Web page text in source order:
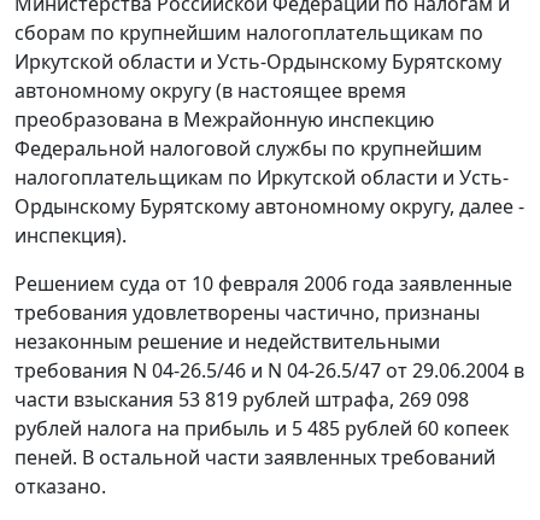
сборам по крупнейшим налогоплательщикам по
Иркутской области и Усть-Ордынскому Бурятскому
автономному округу (в настоящее время
преобразована в Межрайонную инспекцию
Федеральной налоговой службы по крупнейшим
налогоплательщикам по Иркутской области и Усть-
Ордынскому Бурятскому автономному округу, далее -
инспекция).
Решением суда от 10 февраля 2006 года заявленные
требования удовлетворены частично, признаны
незаконным решение и недействительными
требования N 04-26.5/46 и N 04-26.5/47 от 29.06.2004 в
части взыскания 53 819 рублей штрафа, 269 098
рублей налога на прибыль и 5 485 рублей 60 копеек
пеней. В остальной части заявленных требований
отказано.